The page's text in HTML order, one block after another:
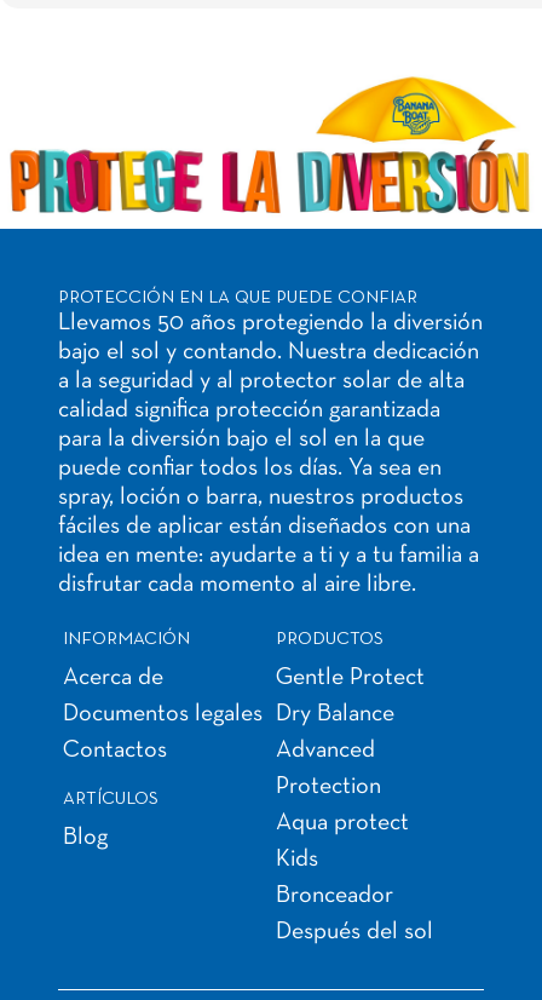
PROTECCIÓN EN LA QUE PUEDE CONFIAR
Llevamos 50 años protegiendo la diversión
bajo el sol y contando. Nuestra dedicación
a la seguridad y al protector solar de alta
calidad significa protección garantizada
para la diversión bajo el sol en la que
puede confiar todos los días. Ya sea en
spray, loción o barra, nuestros productos
fáciles de aplicar están diseñados con una
idea en mente: ayudarte a ti y a tu familia a
disfrutar cada momento al aire libre.
INFORMACIÓN
Acerca de
Documentos legales
Contactos
ARTÍCULOS
Blog
PRODUCTOS
Gentle Protect
Dry Balance
Advanced
Protection
Aqua protect
Kids
Bronceador
Después del sol